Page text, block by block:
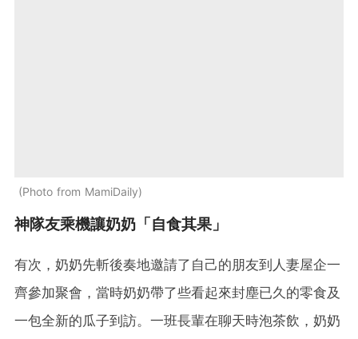
Photo from MamiDaily
神隊友乘機讓奶奶「自食其果」
有次，奶奶先斬後奏地邀請了自己的朋友到人妻屋企一
齊參加聚會，當時奶奶帶了些看起來封塵已久的零食及
一包全新的瓜子到訪。一班長輩在聊天時泡茶飲，奶奶